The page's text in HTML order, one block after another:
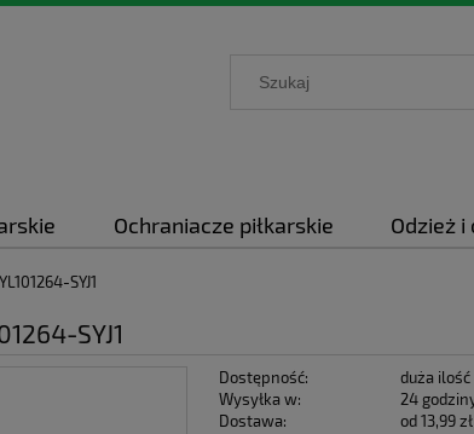
Ochraniacze piłkarskie Odzież i
SYJ1
SYJ1
Dostępność:
duża ilość
Wysyłka w:
24
Dostawa:
od 13,99 zł